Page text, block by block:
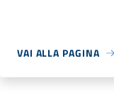
VAI ALLA PAGINA